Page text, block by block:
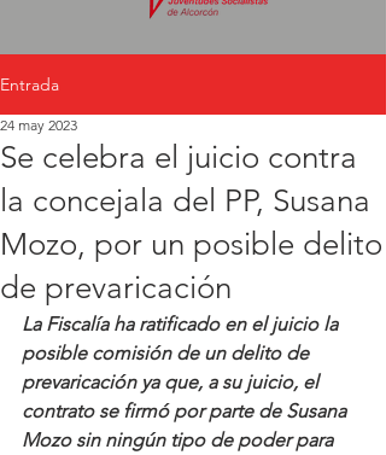
Entrada
Se celebra el juicio contra
la concejala del PP, Susana
Mozo, por un posible delito
de prevaricación
24 may 2023
La Fiscalía ha ratificado en el juicio la
posible comisión de un delito de
prevaricación ya que, a su juicio, el
contrato se firmó por parte de Susana
Mozo sin ningún tipo de poder para